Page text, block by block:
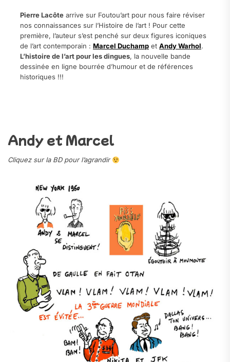
Pierre Lacôte arrive sur Foutou’art pour nous faire réviser
nos connaissances sur l’Histoire de l’art ! Pour cette
première, l’auteur s’est penché sur deux figures iconiques
de l’art contemporain : Marcel Duchamp et Andy Warhol.
L’histoire de l’art pour les dingues, la nouvelle bande
dessinée en ligne bourrée d’humour et de références
historiques !!!
Andy et Marcel
Cliquez sur la BD pour l’agrandir